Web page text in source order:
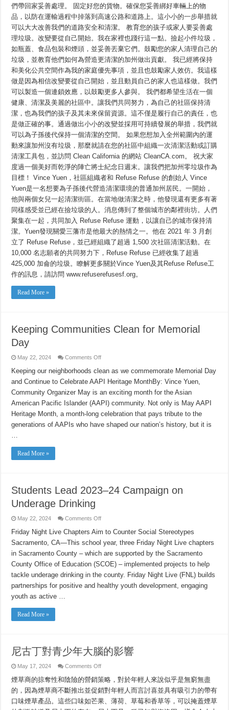
們帶回家妥善處理。 固定好您的貨物。確保您妥善綁好車輛上的物
品，以防在運輸過程中掉落到高速公路和道路上。這小小的一步舉措就
可以大大改善我們的道路安全和清潔。 教育您的孩子或家人要妥善處
理垃圾。改變要從自己開始。我在家裡也踐行這一點。撿起小件垃圾，
如瓶蓋、食品包裝和煙頭，並妥善丟棄它們。鼓勵您的家人清理自己的
垃圾，並教育他們如何為營造更清潔的加州做出貢獻。 我已經將保持
和美化公共空間作為我的家庭優先事項，並且也鼓勵家人效仿。我這樣
做是因為相信改變要從自己開始，並且動員自己的家人也這樣做。我們
可以製造一個連鎖效應，以鼓勵更多人參與。 我們都希望生活在一個
健康、清潔及美麗的社區中。讓我們共同努力，為自己的社區保持清
潔，也為我們的孩子及其未來保留資源。這不僅是履行自己的責任，也
是做正確的事。通過做出小小的改變並採用可持續發展的舉措，我們就
可以為子孫後代保持一個清潔的空間。 如果您想加入全州範圍內的運
動來讓加州沒有垃圾，那麼就請在您的社區中組織一次清潔活動或訂購
清潔工具包，並訪問 Clean California 的網站 CleanCA.com。 祝大家
度過一個美好而乾淨的陣亡將士紀念日週末。讓我們把加州零垃圾作為
目標！ Vince Yuen，社區組織者和 Refuse Refuse 的創始人 Vince
Yuen是一名想要為子孫後代營造清潔環境的普通加州居民。一開始，
他與兩個女兒一起清潔街區。在當地做清潔之時，他發現還有更多有著
同樣感受並已經在撿垃圾的人。消息傳到了整個城市的鄰裡街坊。人們
聚集在一起，共同加入 Refuse Refuse 運動，以讓自己的城市保持清
潔。Yuen發現關愛三藩市是他最大的熱情之一。他在 2021 年 3 月創
立了 Refuse Refuse，並已經組織了超過 1,500 次社區清潔活動。在
10,000 名志願者的共同努力下，Refuse Refuse 已經收集了超過
425,000 加侖的垃圾。瞭解更多關於Vince Yuen及其Refuse Refuse工
作的訊息，請訪問 www.refuserefusesf.org。
Read More »
Keeping Communities Clean for Memorial
Day
May 22, 2024 Comments Offon
Communities
Clean
for
Day
Keeping our neighborhoods clean as we commemorate Memorial Day
and Continue to Celebrate AAPI Heritage MonthBy: Vince Yuen,
Community Organizer May is an exciting month for the Asian
American Pacific Islander (AAPI) community. Not only is May AAPI
Heritage Month, a month-long celebration that pays tribute to the
generations of AAPIs who have shaped our nation’s history, but it is
…
Read More »
Students Lead 2023–24 Campaign on
Underage Drinking
May 22, 2024 Comments Offon
Lead
2023–
24
Campaign
on
Underage
Drinking
Friday Night Live Chapters Aim to Counter Social Stereotypes
Sacramento, CA—This school year, three Friday Night Live chapters
in Sacramento County – which are supported by the Sacramento
County Office of Education (SCOE) – implemented projects to help
tackle underage drinking in the county. Friday Night Live (FNL) builds
partnerships for positive and healthy youth development, engaging
youth as active …
Read More »
尼古丁對青少年大腦的影響
May 17, 2024 Comments Offon
古
丁
對
青
煙草商的掠奪性和陰險的營銷策略，對於年輕人來說似乎是無窮無盡
的，因為煙草商不斷推出並促銷對年輕人而言討喜並具有吸引力的帶有
口味煙草產品。這些口味如芒果、薄荷、草莓和香草等，可以掩蓋煙草